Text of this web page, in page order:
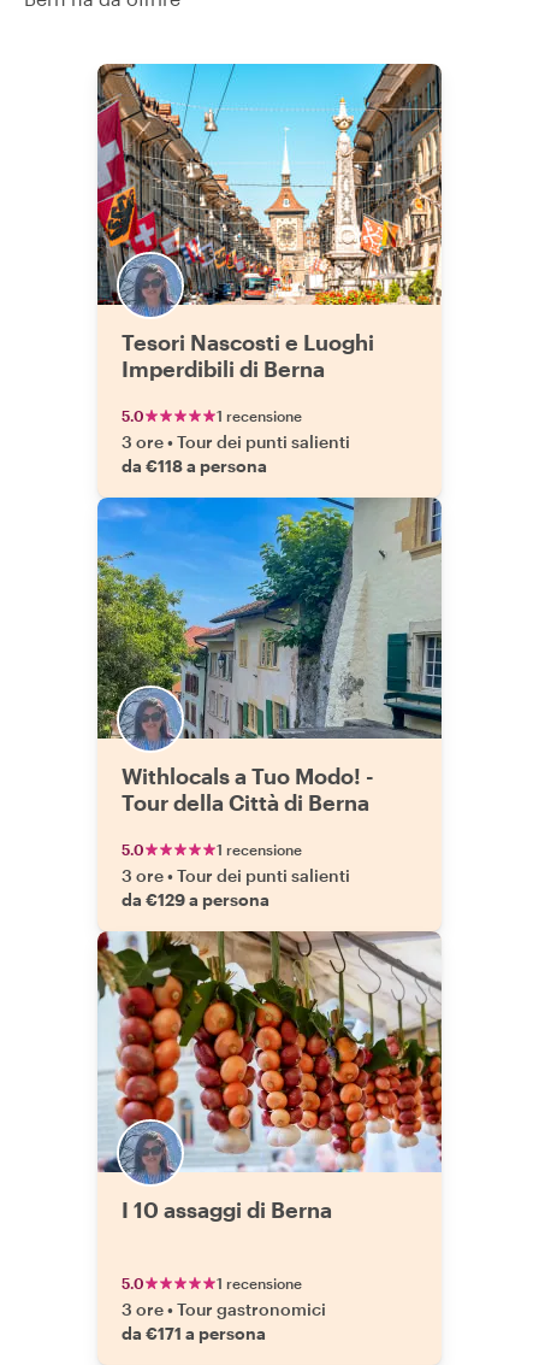
Tesori Nascosti e Luoghi
Imperdibili di Berna
5.0 1 recensione
3 ore•Tour dei punti salienti
da €118 a persona
Withlocals a Tuo Modo! -
Tour della Città di Berna
5.0 1 recensione
3 ore•Tour dei punti salienti
da €129 a persona
I 10 assaggi di Berna
5.0 1 recensione
3 ore•Tour gastronomici
da €171 a persona